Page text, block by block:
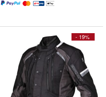
- 19%